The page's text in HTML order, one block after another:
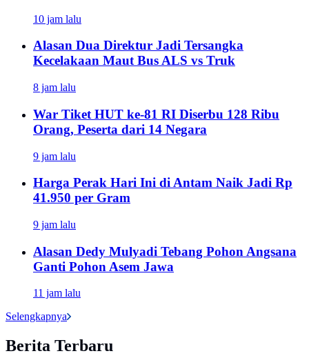
10 jam lalu
Alasan Dua Direktur Jadi Tersangka
Kecelakaan Maut Bus ALS vs Truk
8 jam lalu
War Tiket HUT ke-81 RI Diserbu 128 Ribu
Orang, Peserta dari 14 Negara
9 jam lalu
Harga Perak Hari Ini di Antam Naik Jadi Rp
41.950 per Gram
9 jam lalu
Alasan Dedy Mulyadi Tebang Pohon Angsana
Ganti Pohon Asem Jawa
11 jam lalu
Selengkapnya
Berita Terbaru